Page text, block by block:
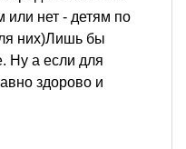
нет - детям по
них)Лишь бы
Ну а если для
здорово и